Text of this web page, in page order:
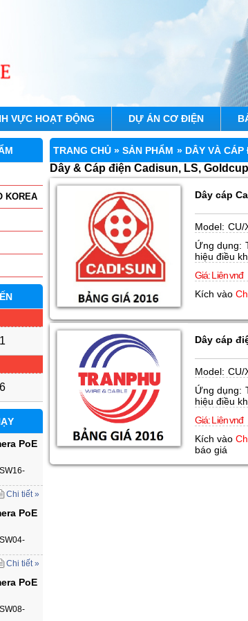
VỰC HOẠT ĐỘNG DỰ ÁN CƠ ĐIỆN
KOREA
PoE
Chi tiết »
PoE
Chi tiết »
PoE
TRANG CHỦ » SẢN PHẨM » DÂY VÀ CÁP
Dây & Cáp điện Cadisun, LS,
Dây cáp
Model: CU/
Ứng dụng:
hiệu điều
Giá:L iên vnđ
Kích vào
Dây cáp
Model: CU/
Ứng dụng:
hiệu điều
Giá:L iên vnđ
Kích vào
báo giá